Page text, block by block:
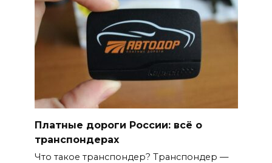
Платные дороги России: всё о
транспондерах
Что такое транспондер? Транспондер —